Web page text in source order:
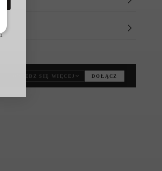
DOWIEDZ SIĘ WIĘCEJ DOŁĄCZ